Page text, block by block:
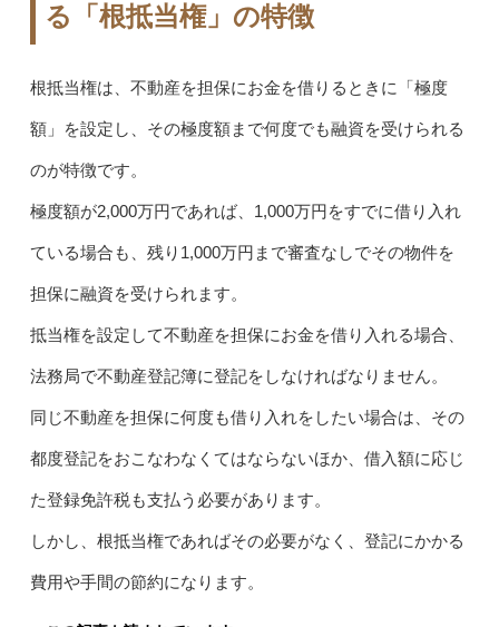
る「根抵当権」の特徴
根抵当権は、不動産を担保にお金を借りるときに「極度
額」を設定し、その極度額まで何度でも融資を受けられる
のが特徴です。
極度額が2,000万円であれば、1,000万円をすでに借り入れ
ている場合も、残り1,000万円まで審査なしでその物件を
担保に融資を受けられます。
抵当権を設定して不動産を担保にお金を借り入れる場合、
法務局で不動産登記簿に登記をしなければなりません。
同じ不動産を担保に何度も借り入れをしたい場合は、その
都度登記をおこなわなくてはならないほか、借入額に応じ
た登録免許税も支払う必要があります。
しかし、根抵当権であればその必要がなく、登記にかかる
費用や手間の節約になります。